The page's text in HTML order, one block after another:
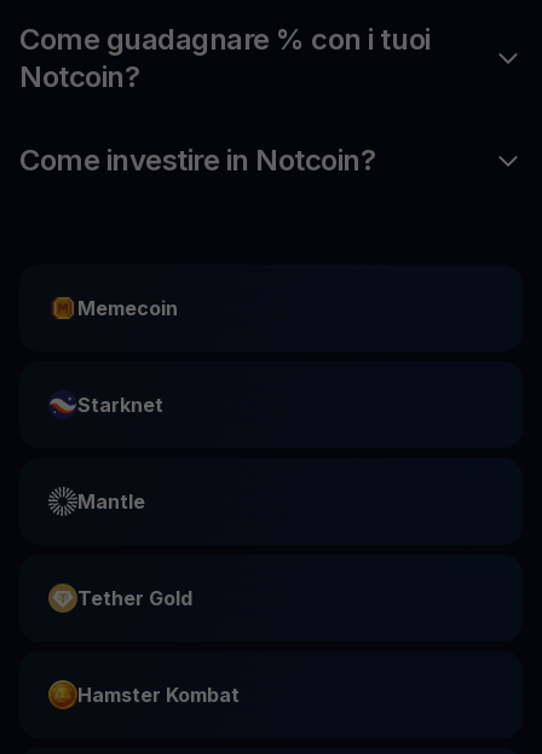
Come guadagnare % con i tuoi
Notcoin?
Come investire in Notcoin?
Memecoin
Starknet
Mantle
Tether Gold
Hamster Kombat